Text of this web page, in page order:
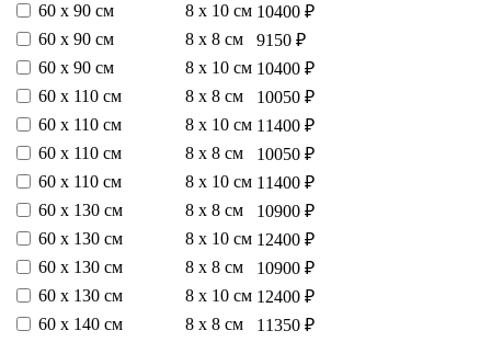
60 х 90 см
8 х 10 см 10400 ₽
60 х 90 см
8 х 8 см
9150 ₽
60 х 90 см
8 х 10 см 10400 ₽
60 х 110 см
8 х 8 см
10050 ₽
60 х 110 см
8 х 10 см 11400 ₽
60 х 110 см
8 х 8 см
10050 ₽
60 х 110 см
8 х 10 см 11400 ₽
60 х 130 см
8 х 8 см
10900 ₽
60 х 130 см
8 х 10 см 12400 ₽
60 х 130 см
8 х 8 см
10900 ₽
60 х 130 см
8 х 10 см 12400 ₽
60 х 140 см
8 х 8 см
11350 ₽